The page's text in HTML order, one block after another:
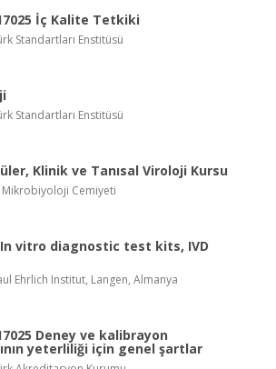
İç Kalite Tetkiki
Standartları Enstitüsü
Standartları Enstitüsü
Klinik ve Tanısal Viroloji Kursu
Mikrobiyoloji Cemiyeti
vitro diagnostic test kits, IVD
Ehrlich Institut, Langen, Almanya
Deney ve kalibrayon
yeterliliği için genel şartlar